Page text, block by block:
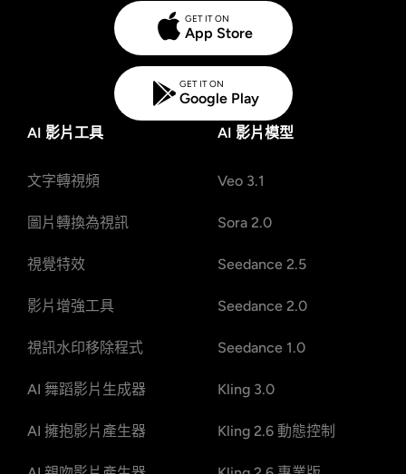
GET IT ON
App Store
GET IT ON
Google Play
AI 影片工具
文字轉視頻
圖片轉換為視訊
視覺特效
影片增強工具
視訊水印移除程式
AI 舞蹈影片生成器
AI 擁抱影片產生器
AI 影片模型
Veo 3.1
Sora 2.0
Seedance 2.5
Seedance 2.0
Seedance 1.0
Kling 3.0
Kling 2.6 動態控制